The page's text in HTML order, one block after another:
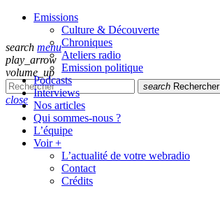
search menu
play_arrow
volume_up
search Rechercher
close
Emissions
Culture & Découverte
Chroniques
Ateliers radio
Emission politique
Podcasts
Interviews
Nos articles
Qui sommes-nous ?
L’équipe
Voir +
L’actualité de votre webradio
Contact
Crédits